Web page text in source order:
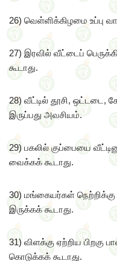
26) வெள்ளிக்கிழமை உப்பு
27) இரவில் வீட்டைப்
கூடாது.
28) வீட்டில் தூசி, ஒட்டடை,
இருப்பது அவசியம்.
29) பகலில் குப்பையை
வைக்கக் கூடாது.
30) மங்கையர்கள் நெற்றிக்கு
இருக்கக் கூடாது.
31) விளக்கு ஏற்றிய பிறகு
கொடுக்கக் கூடாது.